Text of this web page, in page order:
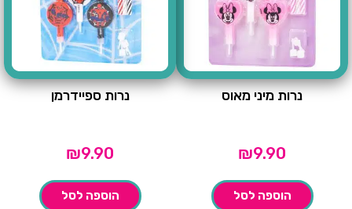
נרות מיני מאוס
₪9.90
הוספה לסל
נרות ספיידרמן
₪9.90
הוספה לסל